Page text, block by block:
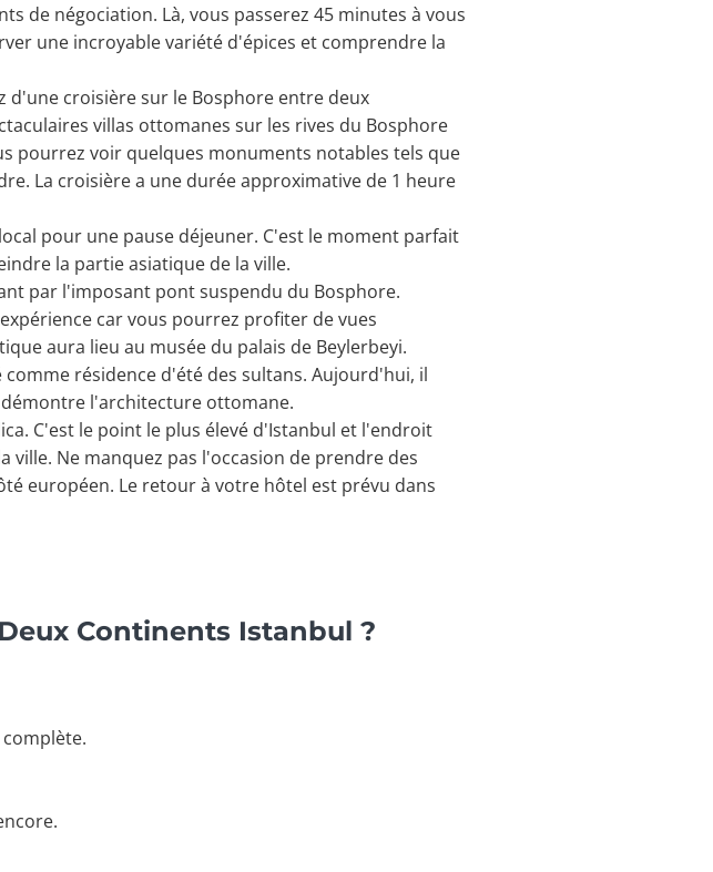
de négociation. Là, vous passerez 45 minutes à vous
une incroyable variété d'épices et comprendre la
croisière sur le Bosphore entre deux
villas ottomanes sur les rives du Bosphore
pourrez voir quelques monuments notables tels que
La croisière a une durée approximative de 1 heure
pour une pause déjeuner. C'est le moment parfait
la partie asiatique de la ville.
par l'imposant pont suspendu du Bosphore.
car vous pourrez profiter de vues
aura lieu au musée du palais de Beylerbeyi.
résidence d'été des sultans. Aujourd'hui, il
l'architecture ottomane.
C'est le point le plus élevé d'Istanbul et l'endroit
Ne manquez pas l'occasion de prendre des
européen. Le retour à votre hôtel est prévu dans
Continents Istanbul ?